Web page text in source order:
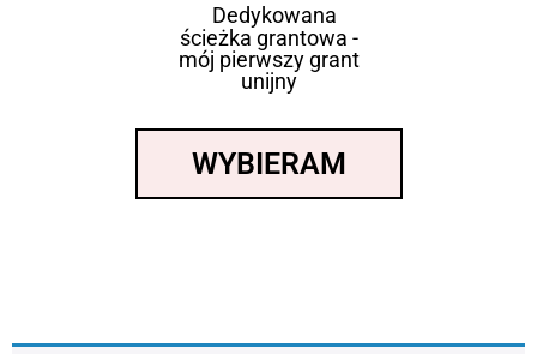
Dedykowana
ścieżka grantowa -
mój pierwszy grant
unijny
WYBIERAM